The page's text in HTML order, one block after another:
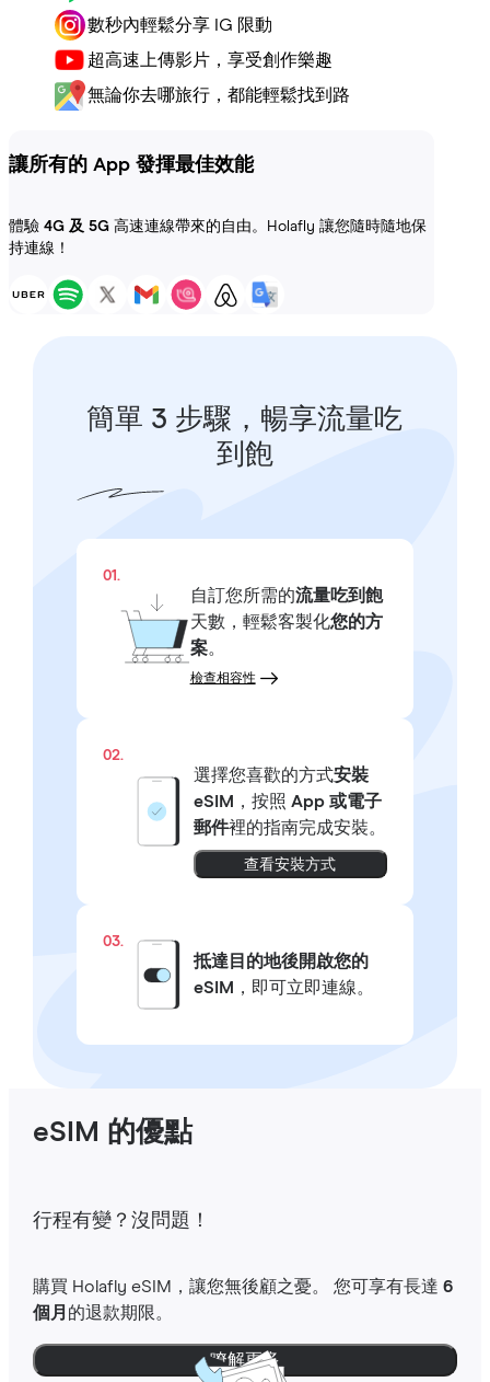
數秒內輕鬆分享 IG 限動
超高速上傳影片，享受創作樂趣
無論你去哪旅行，都能輕鬆找到路
讓所有的 App 發揮最佳效能
體驗 4G 及 5G 高速連線帶來的自由。Holafly 讓您隨時隨地保
持連線！
簡單 3 步驟，暢享流量吃
到飽
01.
自訂您所需的流量吃到飽
天數，輕鬆客製化您的方
案。
檢查相容性
02.
選擇您喜歡的方式安裝
eSIM
，按照 App 或電子
郵件裡的指南完成安裝。
查看安裝方式
03.
抵達目的地後開啟您的
eSIM
，即可立即連線。
eSIM 的優點
行程有變？沒問題！
購買 Holafly eSIM，讓您無後顧之憂。 您可享有長達 6
個月 的退款期限。
瞭解更多